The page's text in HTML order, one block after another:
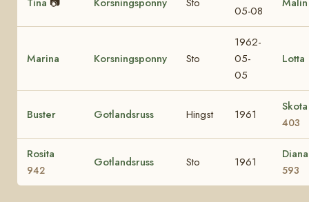
05-08
Marina Korsningsponny Sto
1962-
05-
05
Lotta
Buster Gotlandsruss Hingst 1961
Skota
403
Rosita
942
Gotlandsruss Sto 1961
Diana
593